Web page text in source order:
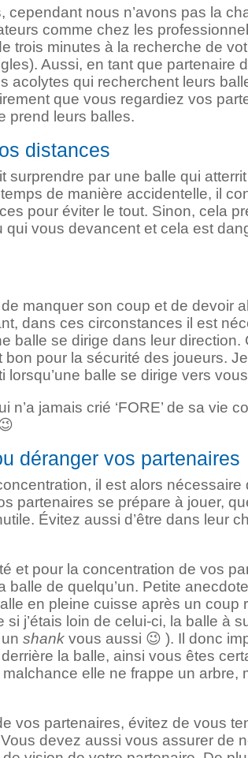
cependant nous n’avons pas la
comme chez les
trois minutes à la recherche de
Aussi, en tant que partenaire
acolytes qui recherchent leurs
que vous regardiez vos
prend leurs balles.
distances
surprendre par une balle qui
de manière accidentelle, il
pour éviter le tout. Sinon, cela
vous devancent et cela est
manquer son coup et de devoir
dans ces circonstances il est
balle se dirige dans leur direction.
bon pour la sécurité des joueurs.
lorsqu’une balle se dirige vers
n’a jamais crié ‘FORE’ de sa vie
déranger vos partenaires
il est alors nécessaire
partenaires se prépare à jouer,
Évitez aussi d’être dans leur
et pour la concentration de vos
de quelqu’un. Petite
en pleine cuisse après un coup
si j’étais loin de celui-ci, la balle à
shankvous aussi 😉 ). Il donc
la balle, ainsi vous êtes
elle ne frappe un arbre,
vos partenaires, évitez de vous
devez aussi vous assurer de